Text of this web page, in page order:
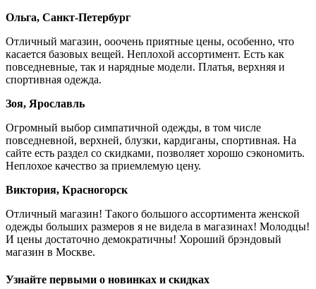
Ольга, Санкт-Петербург
Отличный магазин, ооочень приятные цены, особенно, что
касается базовых вещей. Неплохой ассортимент. Есть как
повседневные, так и нарядные модели. Платья, верхняя и
спортивная одежда.
Зоя, Ярославль
Огромный выбор симпатичной одежды, в том числе
повседневной, верхней, блузки, кардиганы, спортивная. На
сайте есть раздел со скидками, позволяет хорошо сэкономить.
Неплохое качество за приемлемую цену.
Виктория, Красногорск
Отличный магазин! Такого большого ассортимента женской
одежды больших размеров я не видела в магазинах! Молодцы!
И цены достаточно демократичны! Хороший брэндовый
магазин в Москве.
Узнайте первыми о новинках и скидках